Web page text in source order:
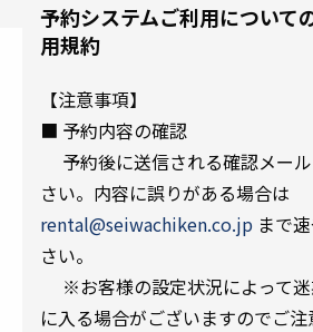
予約システムご利用について
用規約
【注意事項】
■ 予約内容の確認
予約後に送信される確認メー
さい。内容に誤りがある場合は
rental@seiwachiken.co.jp まで
さい。
※お客様の設定状況によって迷
に入る場合がございますのでご注